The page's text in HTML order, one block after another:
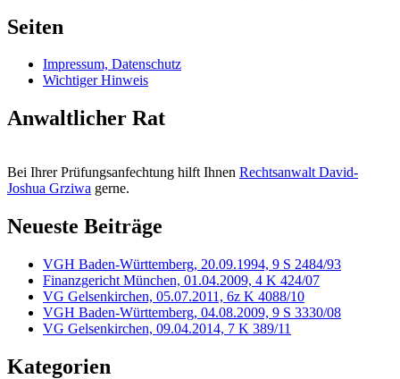
Seiten
Impressum, Datenschutz
Wichtiger Hinweis
Anwaltlicher Rat
Bei Ihrer Prüfungsanfechtung hilft Ihnen Rechtsanwalt David-
Joshua Grziwa gerne.
Neueste Beiträge
VGH Baden-Württemberg, 20.09.1994, 9 S 2484/93
Finanzgericht München, 01.04.2009, 4 K 424/07
VG Gelsenkirchen, 05.07.2011, 6z K 4088/10
VGH Baden-Württemberg, 04.08.2009, 9 S 3330/08
VG Gelsenkirchen, 09.04.2014, 7 K 389/11
Kategorien